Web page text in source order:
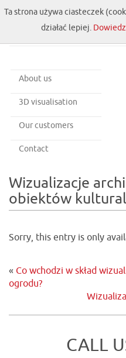
About us
3D visualisation
Our customers
Contact
Wizualizacje
obiektów
Sorry, this entry is only
« Co wchodzi w skład
ogrodu?
CALL
Ta strona używa ciasteczek
działać lepiej.